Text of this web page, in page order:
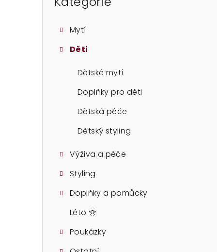
kategorie
Mytí
Děti
Dětské mytí
Doplňky pro děti
Dětská péče
Dětský styling
Výživa a péče
Styling
Doplňky a pomůcky
Léto 🌞
Poukázky